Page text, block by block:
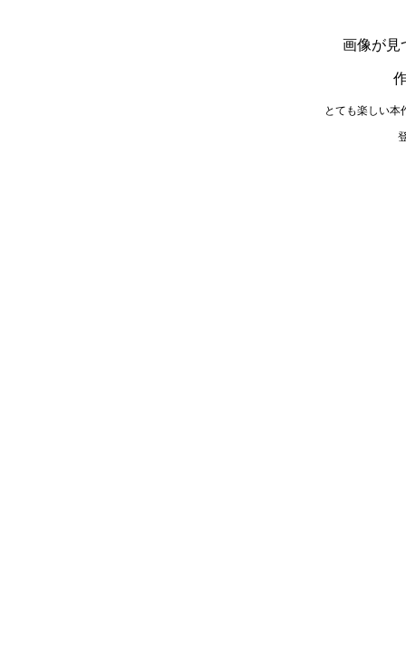
画像が見
とても楽しい本